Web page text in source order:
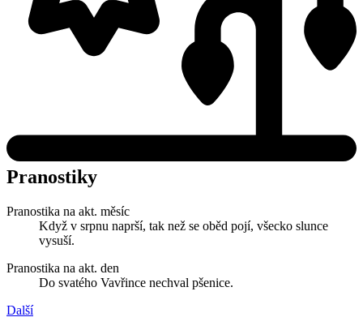
Pranostiky
Pranostika na akt. měsíc
Když v srpnu naprší, tak než se oběd pojí, všecko slunce
vysuší.
Pranostika na akt. den
Do svatého Vavřince nechval pšenice.
Další